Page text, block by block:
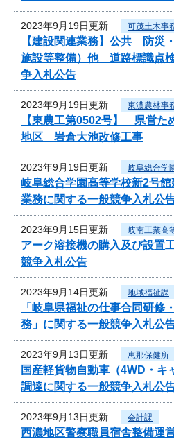
2023年9月19日更新 可茂土木事
【建設関連業務】公共 防災
施設等整備）他 道路標識点
争入札公告
2023年9月19日更新 東濃農林事
【東農工第0502号】 県営
地区 岩倉大池改修工事
2023年9月19日更新 岐阜総合学
岐阜総合学園高等学校新2号
業務に関する一般競争入札公
2023年9月15日更新 岐南工業高
アーク溶接機の購入及び設置
競争入札公告
2023年9月14日更新 地域福祉課
「岐阜県福祉の仕事合同研修
務」に関する一般競争入札公
2023年9月13日更新 恵那保健所
国産軽貨物自動車（4WD・キ
調達に関する一般競争入札公
2023年9月13日更新 会計課
西濃地区警察職員宿舎整備運